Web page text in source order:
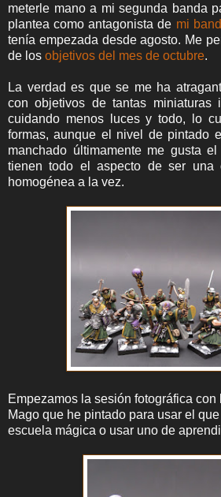
meterle mano a mi segunda banda
plantea como antagonista de mi
tenía empezada desde agosto. Me
de los objetivos del mes de octubre.
La verdad es que se me ha
con objetivos de tantas miniaturas
cuidando menos luces y todo, lo
formas, aunque el nivel de pintado
manchado últimamente me gusta
tienen todo el aspecto de ser una
homogénea a la vez.
Empezamos la sesión fotográfica
Mago que he pintado para usar el
escuela mágica o usar uno de